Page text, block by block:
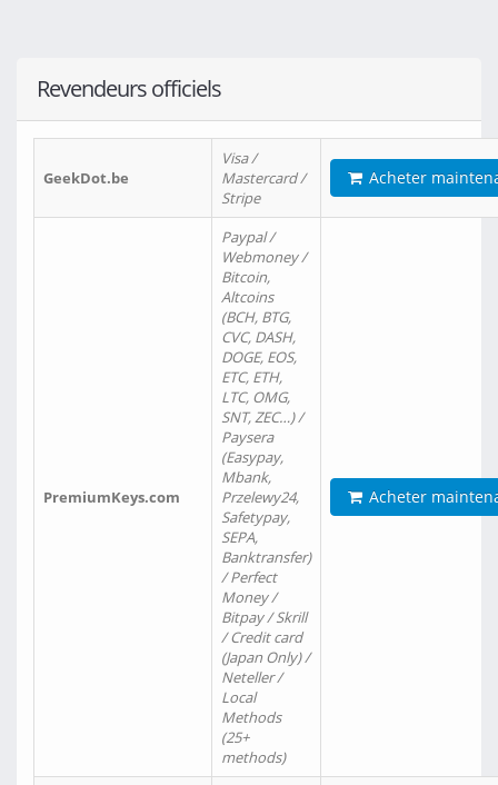
Revendeurs officiels
GeekDot.be
Visa /
Mastercard /
Stripe
Acheter
PremiumKeys.com
Paypal /
Webmoney /
Bitcoin,
Altcoins
(BCH, BTG,
CVC, DASH,
DOGE, EOS,
ETC, ETH,
LTC, OMG,
SNT, ZEC…) /
Paysera
(Easypay,
Mbank,
Przelewy24,
Safetypay,
SEPA,
Banktransfer)
/ Perfect
Money /
Bitpay / Skrill
/ Credit card
(Japan Only) /
Neteller /
Local
Methods
(25+
methods)
Acheter